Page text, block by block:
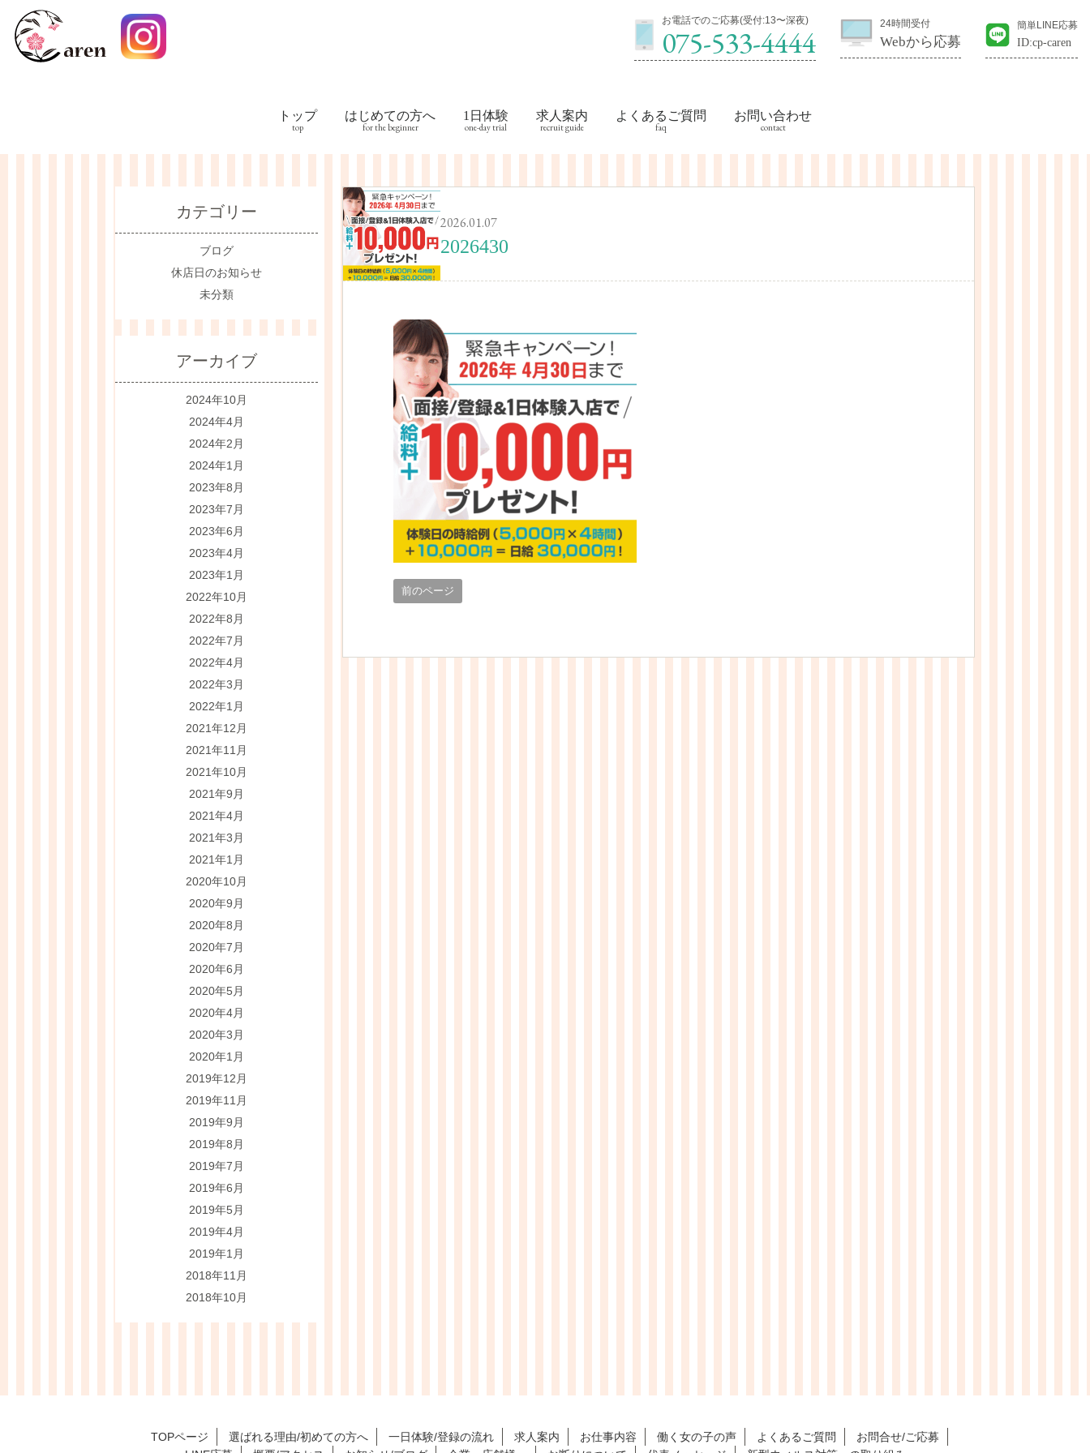
お電話でのご応募(受付:13〜深夜)
075-533-4444 24時間受付
Webから応募
簡単LINE応募
ID:cp-caren
トップ はじめての方へ 1日体験 求人案内 よくあるご質問 お問い合わせ
2026.01.07
2026430
前のページ
カテゴリー
ブログ
休店日のお知らせ
未分類
アーカイブ
2024年10月
2024年4月
2024年2月
2024年1月
2023年8月
2023年7月
2023年6月
2023年4月
2023年1月
2022年10月
2022年8月
2022年7月
2022年4月
2022年3月
2022年1月
2021年12月
2021年11月
2021年10月
2021年9月
2021年4月
2021年3月
2021年1月
2020年10月
2020年9月
2020年8月
2020年7月
2020年6月
2020年5月
2020年4月
2020年3月
2020年1月
2019年12月
2019年11月
2019年9月
2019年8月
2019年7月
2019年6月
2019年5月
2019年4月
2019年1月
2018年11月
2018年10月
TOPページ 選ばれる理由/初めての方へ 一日体験/登録の流れ 求人案内 お仕事内容 働く女の子の声 よくあるご質問
お問合せ/ご応募